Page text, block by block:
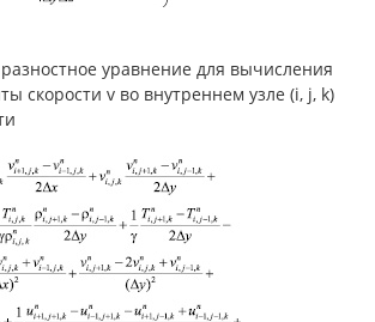
уравнение для вычисления
скорости v во внутреннем узле (i, j, k)